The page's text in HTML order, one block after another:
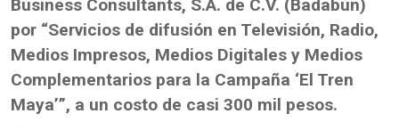
Business Consultants, S.A. de C.V. (Badabun)
por “Servicios de difusión en Televisión, Radio,
Medios Impresos, Medios Digitales y Medios
Complementarios para la Campaña ‘El Tren
Maya’”, a un costo de casi 300 mil pesos.